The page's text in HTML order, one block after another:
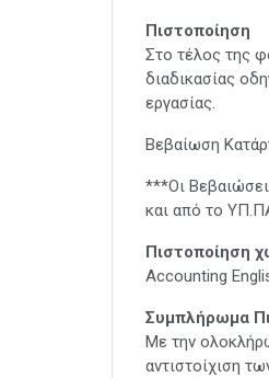
Πιστοποίηση
Στο τέλος της
διαδικασίας
εργασίας.
Βεβαίωση
***Οι
και από το
Πιστοποίηση
Accounting
Συμπλήρωμα
Με την
αντιστοίχιση